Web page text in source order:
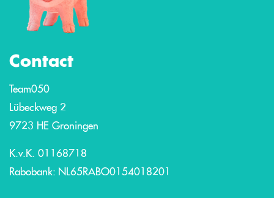
Contact
Team050
Lübeckweg 2
9723 HE Groningen
K.v.K. 01168718
Rabobank: NL65RABO0154018201